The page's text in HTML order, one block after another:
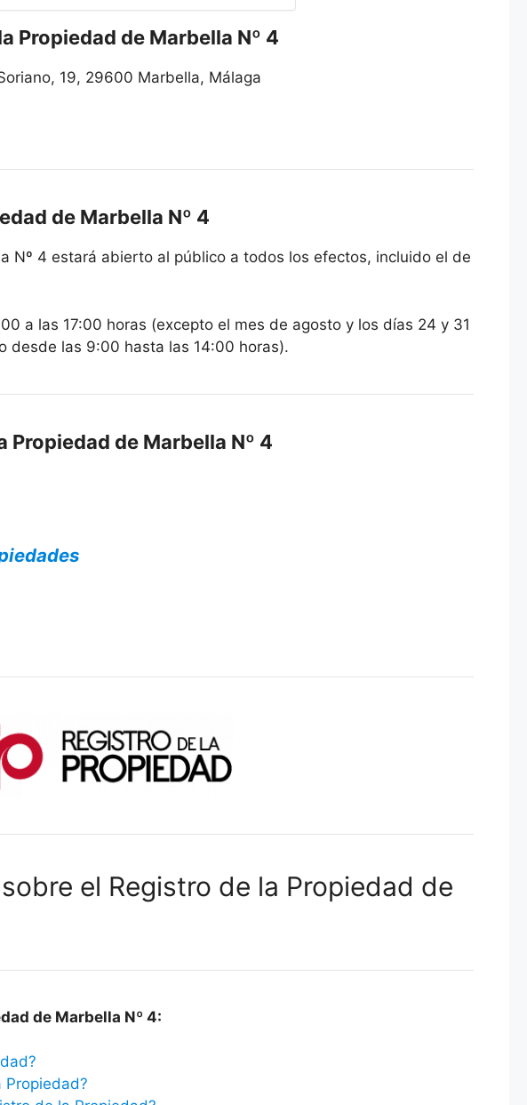
Propiedad de Marbella Nº 4
19, 29600 Marbella, Málaga
de Marbella Nº 4
Nº 4 estará abierto al público a todos los efectos, incluido el de
a las 17:00 horas (excepto el mes de agosto y los días 24 y 31
desde las 9:00 hasta las 14:00 horas).
Propiedad de Marbella Nº 4
el Registro de la Propiedad de
de Marbella Nº 4:
Propiedad?